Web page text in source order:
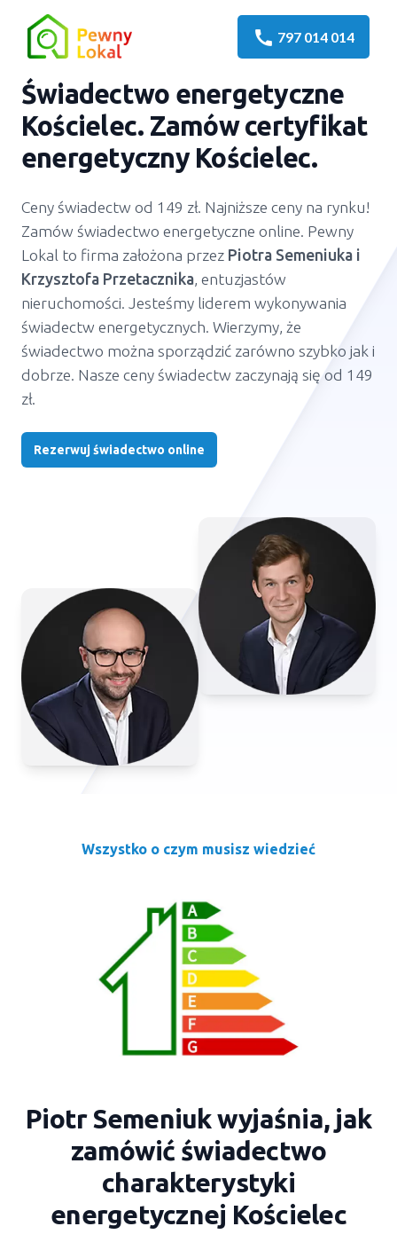
call 797 014 014
Świadectwo energetyczne
Kościelec. Zamów certyfikat
energetyczny Kościelec.
Ceny świadectw od 149 zł. Najniższe ceny na rynku!
Zamów świadectwo energetyczne online. Pewny
Lokal to firma założona przez Piotra Semeniuka i
Krzysztofa Przetacznika, entuzjastów
nieruchomości. Jesteśmy liderem wykonywania
świadectw energetycznych. Wierzymy, że
świadectwo można sporządzić zarówno szybko jak i
dobrze. Nasze ceny świadectw zaczynają się od 149
zł.
Rezerwuj świadectwo online
Wszystko o czym musisz wiedzieć
Piotr Semeniuk wyjaśnia, jak
zamówić świadectwo
charakterystyki
energetycznej Kościelec